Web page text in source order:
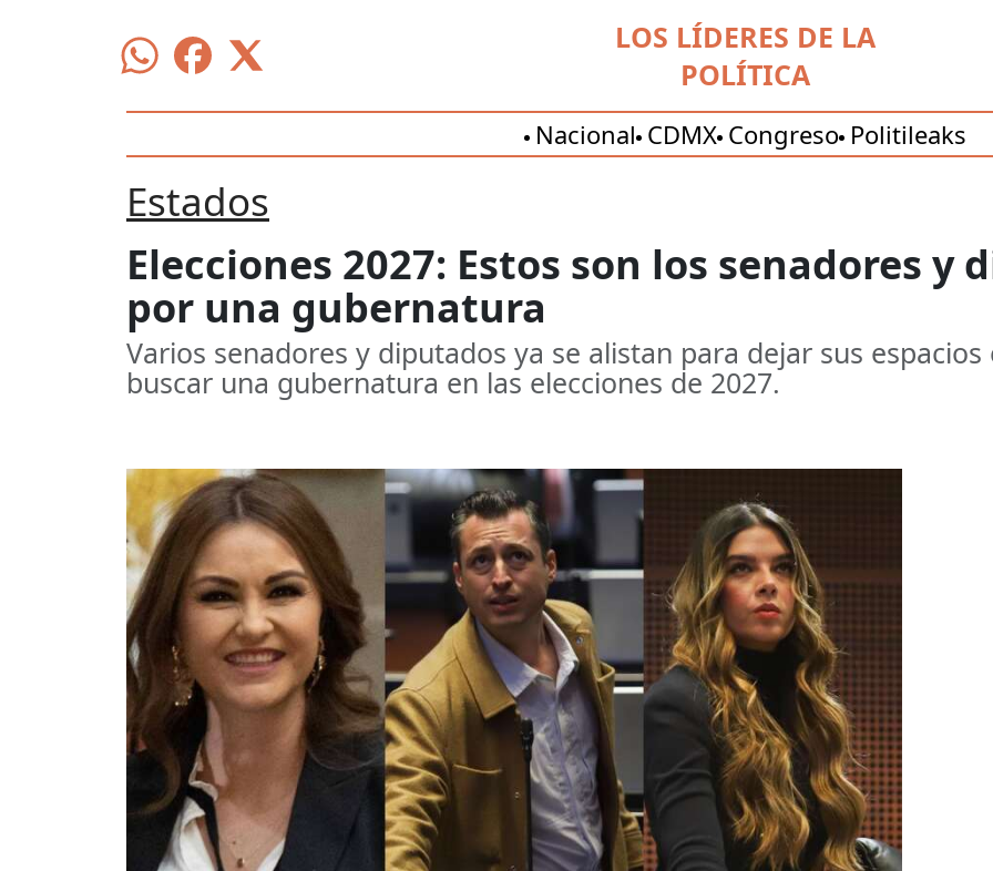
LOS LÍDERES DE LA
POLÍTICA
Nacional CDMX Congreso Politileaks
Estados
Elecciones 2027: Estos son los senadores y
por una gubernatura
Varios senadores y diputados ya se alistan para dejar sus
buscar una gubernatura en las elecciones de 2027.